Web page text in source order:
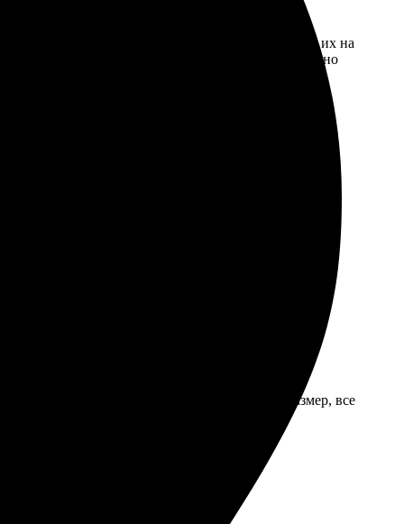
Процесс заказа прост: выбрал фото, загрузил их на
яркие цвета и четкость изображения. Определенно
Оперативная доставка в Выборг порадовала.
процесс загрузки. Подсказали подходящий размер, все